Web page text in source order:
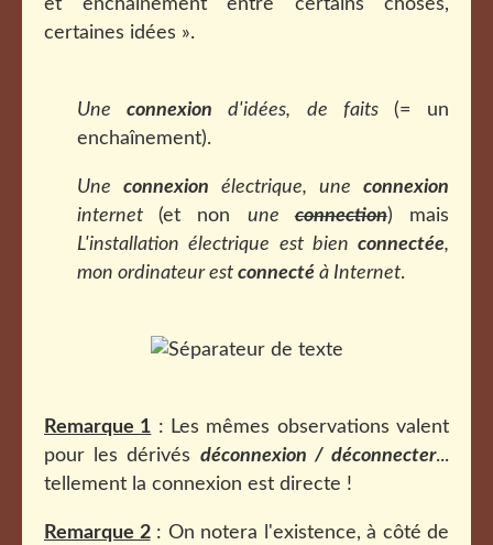
et enchaînement entre certains choses,
certaines idées ».
Uneconnexion d'idées, de faits (= un
enchaînement).
Une connexion électrique, une connexion
internet(et non uneconnection) mais
L'installation électrique est bien connectée,
mon ordinateur est connecté à Internet.
Remarque 1 : Les mêmes observations valent
pour les dérivés déconnexion / déconnecter...
tellement la connexion est directe !
Remarque 2: On notera l'existence, à côté de